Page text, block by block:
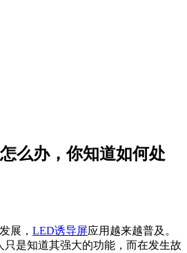
么办，你知道如何处
展， LED诱导屏应用越来越普及。
是知道其强大的功能，而在发生故